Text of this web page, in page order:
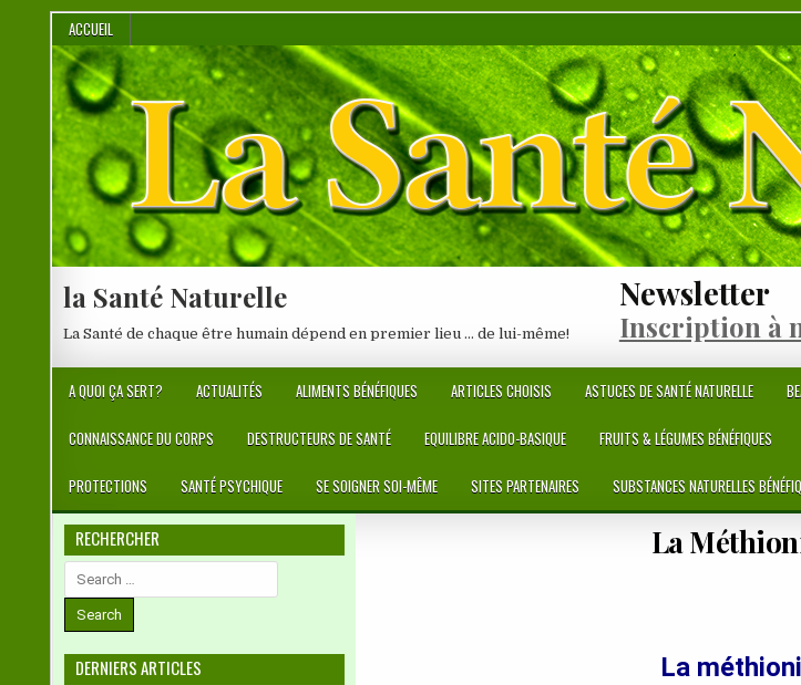
ACCUEIL
la Santé Naturelle
La Santé de chaque être humain dépend en premier lieu … de lui-même!
Newsletter
Inscription à
A QUOI ÇA SERT? ACTUALITÉS ALIMENTS BÉNÉFIQUES ARTICLES CHOISIS ASTUCES DE SANTÉ NATURELLE
CONNAISSANCE DU CORPS DESTRUCTEURS DE SANTÉ EQUILIBRE ACIDO-BASIQUE FRUITS & LÉGUMES BÉNÉFIQUES
PROTECTIONS SANTÉ PSYCHIQUE SE SOIGNER SOI-MÊME SITES PARTENAIRES SUBSTANCES NATURELLES
La
La
RECHERCHER
Search
for:
DERNIERS ARTICLES